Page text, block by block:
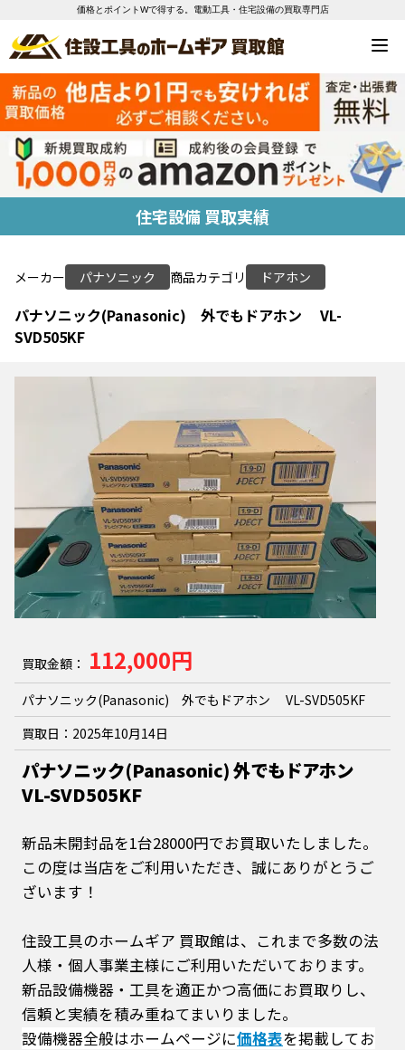
価格とポイントWで得する。電動工具・住宅設備の買取専門店
住宅設備 買取実績
メーカー パナソニック 商品カテゴリ ドアホン
パナソニック(Panasonic) 外でもドアホン VL-
SVD505KF
買取金額： 112,000円
パナソニック(Panasonic) 外でもドアホン VL-SVD505KF
買取日： 2025年10月14日
パナソニック(Panasonic) 外でもドアホン
VL-SVD505KF
新品未開封品を1台28000円でお買取いたしました。
この度は当店をご利用いただき、誠にありがとうご
ざいます！
住設工具のホームギア 買取館は、これまで多数の法
人様・個人事業主様にご利用いただいております。
新品設備機器・工具を適正かつ高価にお買取りし、
信頼と実績を積み重ねてまいりました。
設備機器全般はホームページに価格表を掲載してお